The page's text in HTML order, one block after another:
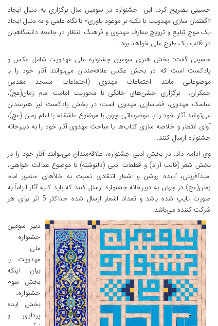
حسینی تصریح کرد: این جشنواره در سومین سال برگزاری به دنبال ایجاد
«گفتمان سازی مهدویت با تکیه بر موعود یاوری» با نگاه علمی و به دنبال ایجاد
یک موج تبلیغ و ترویج معارف مهدوی و فرهنگ انتظار در جامعه دانشگاهیان
در قالب یک طرح ملی خواهد بود.
حسینی گفت: بخش هنری سومین جشنواره ملی مهدویت شامل عکس و
پادکست است که در بخش عکس علاقه‌مندان می‌توانند آثار خود را با
موضوعاتی مانند اجتماعات مهدوی (اجتماعات مسجد مقدس
جمکران، برگزاری جشن‌های خانگی با محوریت امامت امام زمان(عج)،
مناسک مهدوی، فضاسازی مهدوی است؛ در بخش پادکست نیز هنرمندان
می‌توانند آثار خود را با موضوعاتی چون با موضوع عاشقانه با امام زمان (عج)،
آوای انتظار و خلاصه سازی کتاب‌ها یا مباحث مهدوی آثار خود را به دبیرخانه
جشنواره ارسال کنند.
وی ادامه داد: در بخش ادبی جشنواره، علاقه‌مندان می‌توانند آثار خود را در
بخش شعر (قالب آزاد) و قطعات ادبی (دلنوشته) با موضوع عدالت خواهی،
امیدآفرینی، آینده روشن و اشعار انتقادی نسبت به خلأهای حضور امام
زمان(عج) در جهان به دبیرخانه جشنواره ارسال کنند که باید کلیه آثار الزاماً به
صورت تایپ شده باشد و تعداد اشعار ارسال شده حداکثر 5 اثر برای هر
شرکت کننده می‌باشد.
دبیر سومین
جشنواره
ملی
مهدویت با
بیان اینکه
بخش سوم
جشنواره،
بخش ایده
پردازی و